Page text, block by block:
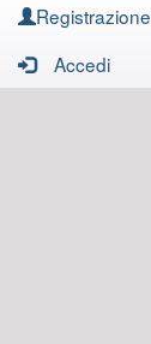
Registrazione
Accedi